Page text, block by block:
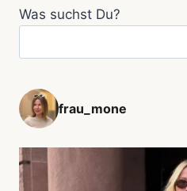
Was suchst Du?
frau_mone